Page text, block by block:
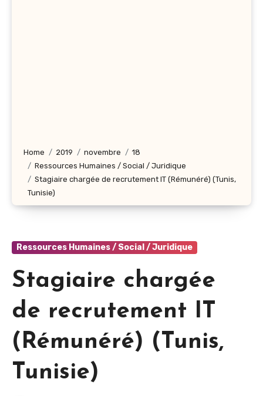
Home 2019 novembre
18
Ressources Humaines / Social / Juridique
Stagiaire chargée de recrutement IT (Rémunéré) (Tunis,
Tunisie)
Ressources Humaines / Social / Juridique
Stagiaire chargée
de recrutement IT
(Rémunéré) (Tunis,
Tunisie)